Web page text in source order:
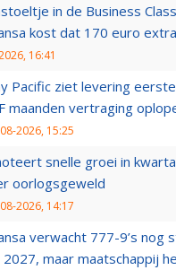
in de Business
kost dat 170 euro extra
16:41
Pacific ziet levering
maanden vertraging
2026, 15:25
snelle groei in
oorlogsgeweld
2026, 14:17
verwacht 777-9’s nog
2027, maar maatschappij